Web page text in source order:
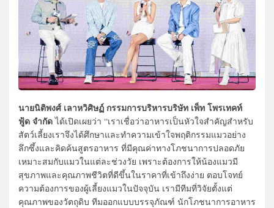
นายนิติพงศ์ เลาหวิศิษฏ์ กรรมการบริหารบริษัท เพ็ท โพรเทคท์
ฟู้ด จำกัดได้เปิดเผยว่า “เราเชื่อว่าอาหารเป็นหัวใจสำคัญสำหรับ
สัตว์เลี้ยงเราจึงได้ศึกษาและทำความเข้าใจพฤติกรรมแมวอย่าง
ลึกซึ้งและคิดค้นสูตรอาหาร ที่มีคุณค่าทางโภชนาการปลอดภัย
เหมาะสมกับแมวในแต่ละช่วงวัย เพราะต้องการให้น้องแมวมี
สุขภาพและคุณภาพชีวิตที่ดีขึ้นในราคาที่เข้าถึงง่าย ตอบโจทย์
ความต้องการของผู้เลี้ยงแมวในปัจจุบัน เรามีทีมที่วิจัยตั้งแต่
คุณภาพของวัตถุดิบ ทีมออกแบบบรรจุภัณฑ์ นักโภชนาการอาหาร